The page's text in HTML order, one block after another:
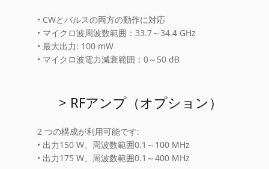
• CWとパルスの両方の動作に対応
• マイクロ波周波数範囲：33.7～34.4 GHz
• 最大出力: 100 mW
• マイクロ波電力減衰範囲：0～50 dB
> RFアンプ（オプション）
2 つの構成が利用可能です:
• 出力150 W、周波数範囲0.1～100 MHz
• 出力175 W、周波数範囲0.1～400 MHz